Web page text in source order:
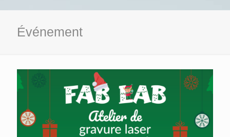
Événement